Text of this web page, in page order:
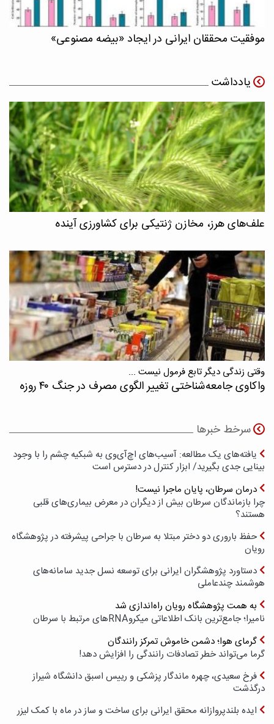
موفقیت محققان ایرانی در ایجاد «بیضه مصنوعی»
یادداشت
علف‌های هرز، مخازن ژنتیکی برای کشاورزی آینده
وقتی زندگی دیگر تابع فرمول نیست ...
واکاوی جامعه‌شناختی تغییر الگوی مصرف در جنگ ۴۰ روزه
سرخط خبرها
یافته‌های یک مطالعه: آسیب‌های اچ‌آی‌وی به شبکیه چشم را با وجود
بینایی جدی بگیرید/ ابزار کنترل در دسترس است
درمان سرطان، پایان ماجرا نیست!
چرا بازماندگان سرطان بیش از دیگران در معرض بیماری‌های قلبی
هستند؟
حفظ باروری دو دختر مبتلا به سرطان با جراحی پیشرفته در پژوهشگاه
رویان
دستاورد پژوهشگران ایرانی برای توسعه نسل جدید سامانه‌های
هوشمند چندعاملی
به همت پژوهشگاه رویان راه‌اندازی شد
نامیرا؛ جامع‌ترین بانک اطلاعاتی میکروRNAهای مرتبط با سرطان
گرمای هوا؛ دشمن خاموش تمرکز رانندگان
گرما می‌تواند خطر تصادفات رانندگی را افزایش دهد!
فرخ سعیدی، چهره ماندگار پزشکی و رییس اسبق دانشگاه شیراز
درگذشت
ایده بلندپروازانه محقق ایرانی برای ساخت و ساز در ماه با کمک لیزر